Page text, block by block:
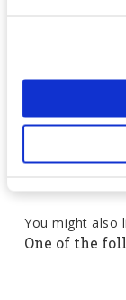
#Sognehus
You might also
One of the